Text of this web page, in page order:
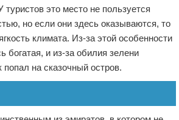
туристов это место не пользуется
но если они здесь оказываются, то
климата. Из-за этой особенности
богатая, и из-за обилия зелени
попал на сказочный остров.